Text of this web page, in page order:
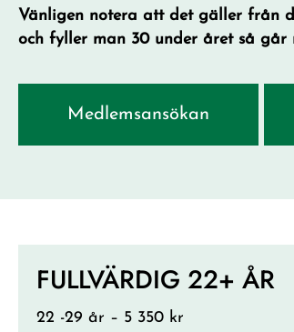
Vänligen notera att det gäller från
och fyller man 30 under året så går
Medlemsansökan
FULLVÄRDIG 22+ ÅR
22 -29 år – 5 350 kr